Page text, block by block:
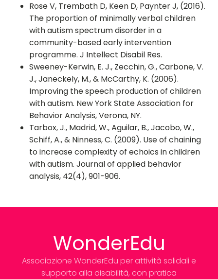
Rose V, Trembath D, Keen D, Paynter J, (2016).
The proportion of minimally verbal children
with autism spectrum disorder in a
community-based early intervention
programme. J Intellect Disabil Res.
Sweeney-Kerwin, E. J., Zecchin, G., Carbone, V.
J., Janeckely, M., & McCarthy, K. (2006).
Improving the speech production of children
with autism. New York State Association for
Behavior Analysis, Verona, NY.
Tarbox, J., Madrid, W., Aguilar, B., Jacobo, W.,
Schiff, A., & Ninness, C. (2009). Use of chaining
to increase complexity of echoics in children
with autism. Journal of applied behavior
analysis, 42(4), 901-906.
WonderEdu
Associazione WonderEdu per attività solidali e
supporto alla disabilità, con pratica